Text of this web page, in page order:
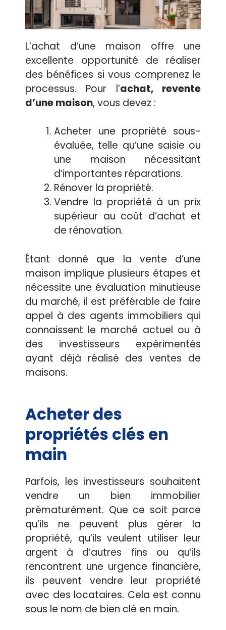
L’achat d’une maison offre une
excellente opportunité de réaliser
des bénéfices si vous comprenez le
processus. Pour l’achat, revente
d’une maison, vous devez :
Acheter une propriété sous-
évaluée, telle qu’une saisie ou
une maison nécessitant
d’importantes réparations.
Rénover la propriété.
Vendre la propriété à un prix
supérieur au coût d’achat et
de rénovation.
Étant donné que la vente d’une
maison implique plusieurs étapes et
nécessite une évaluation minutieuse
du marché, il est préférable de faire
appel à des agents immobiliers qui
connaissent le marché actuel ou à
des investisseurs expérimentés
ayant déjà réalisé des ventes de
maisons.
Acheter des
propriétés clés en
main
Parfois, les investisseurs souhaitent
vendre un bien immobilier
prématurément. Que ce soit parce
qu’ils ne peuvent plus gérer la
propriété, qu’ils veulent utiliser leur
argent à d’autres fins ou qu’ils
rencontrent une urgence financière,
ils peuvent vendre leur propriété
avec des locataires. Cela est connu
sous le nom de bien clé en main.